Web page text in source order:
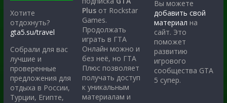
Хотите
отдохнуть?
gta5.su/travel
Собрали для вас
лучшие и
проверенные
предложения для
отдыха в России,
Турции, Египте,
Plus от Rockstar
Games.
Продолжать
играть в ГТА
Онлайн можно и
без неё, но ГТА
Плюс позволяет
получать доступ
к уникальным
материалам и
Вы можете
добавить свой
материал на
сайт. Это
поможет
развитию
игрового
сообщества GTA
5 супер.